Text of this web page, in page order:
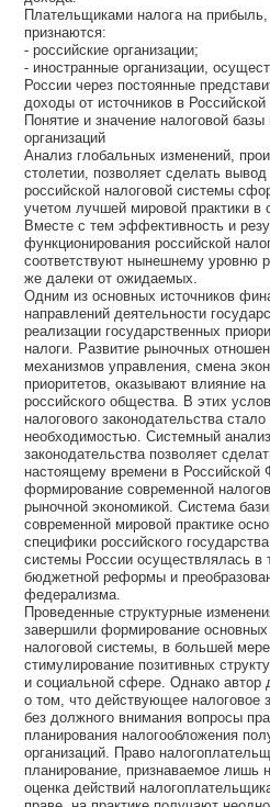
Плательщиками налога на
признаются:
- российские организации;
- иностранные организации,
России через постоянные
доходы от источников в
Понятие и значение налоговой
организаций
Анализ глобальных изменений,
столетии, позволяет сделать
российской налоговой системы
учетом лучшей мировой практики в
Вместе с тем эффективность и
функционирования российской
соответствуют нынешнему уровню
же далеки от ожидаемых.
Одним из основных источников
направлений деятельности
реализации государственных
налоги. Развитие рыночных
механизмов управления, смена
приоритетов, оказывают влияние
российского общества. В этих
налогового законодательства
необходимостью. Системный
законодательства позволяет
настоящему времени в Российской
формирование современной
рыночной экономикой. Система
современной мировой практике
специфики российского
системы России осуществлялась в
бюджетной реформы и
федерализма.
Проведенные структурные
завершили формирование
налоговой системы, в большей
стимулирование позитивных
и социальной сфере. Однако автор
о том, что действующее налоговое
без должного внимания вопросы
планирования налогообложения
организаций. Право
планирование, признаваемое лишь
оценка действий